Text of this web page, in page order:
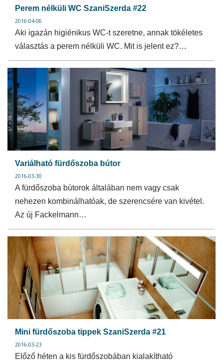
Perem nélküli WC SzaniSzerda #22
2016-04-06
Aki igazán higiénikus WC-t szeretne, annak tökéletes
választás a perem nélküli WC. Mit is jelent ez?…
Variálható fürdőszoba bútor
2016-03-30
A fürdőszoba bútorok általában nem vagy csak
nehezen kombinálhatóak, de szerencsére van kivétel.
Az új Fackelmann…
Mini fürdőszoba tippek SzaniSzerda #21
2016-03-23
Előző héten a kis fürdőszobában kialakítható